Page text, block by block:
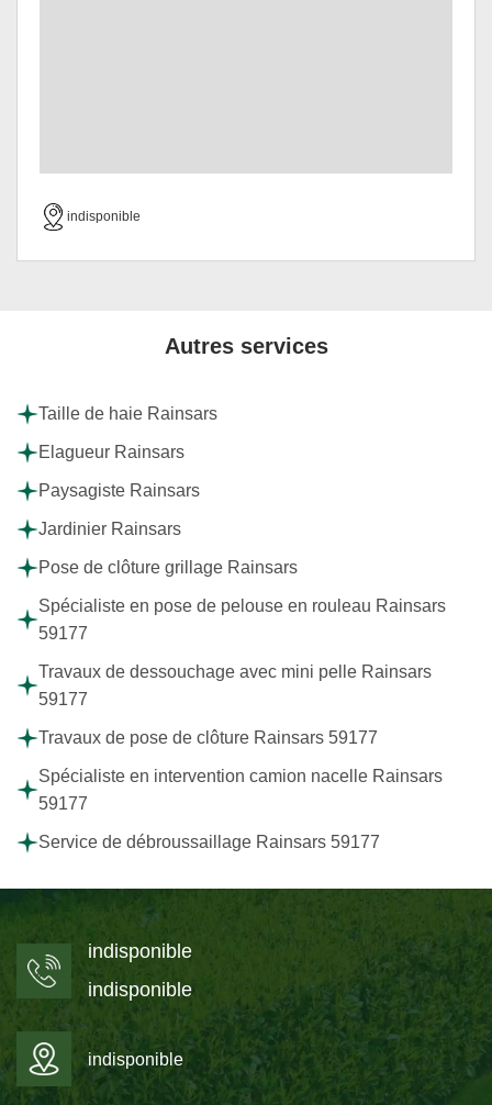
indisponible
Autres services
Taille de haie Rainsars
Elagueur Rainsars
Paysagiste Rainsars
Jardinier Rainsars
Pose de clôture grillage Rainsars
Spécialiste en pose de pelouse en rouleau Rainsars
59177
Travaux de dessouchage avec mini pelle Rainsars
59177
Travaux de pose de clôture Rainsars 59177
Spécialiste en intervention camion nacelle Rainsars
59177
Service de débroussaillage Rainsars 59177
indisponible
indisponible
indisponible